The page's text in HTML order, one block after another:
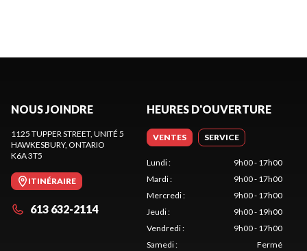
NOUS JOINDRE
1125 TUPPER STREET, UNITÉ 5
HAWKESBURY, ONTARIO
K6A 3T5
ITINÉRAIRE
613 632-2114
HEURES D'OUVERTURE
VENTES SERVICE
Lundi:
9h00 - 17h00
Mardi:
9h00 - 17h00
Mercredi:
9h00 - 17h00
Jeudi:
9h00 - 19h00
Vendredi:
9h00 - 17h00
Samedi:
Fermé